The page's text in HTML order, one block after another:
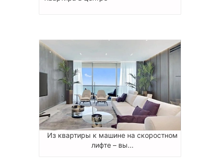
Из квартиры к машине на скоростном
лифте – вы...